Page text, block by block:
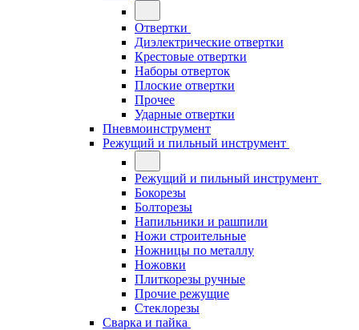
Отвертки
Диэлектрические отвертки
Крестовые отвертки
Наборы отверток
Плоские отвертки
Прочее
Ударные отвертки
Пневмоинструмент
Режущий и пильный инструмент
Режущий и пильный инструмент
Бокорезы
Болторезы
Напильники и рашпили
Ножи строительные
Ножницы по металлу
Ножовки
Плиткорезы ручные
Прочие режущие
Стеклорезы
Сварка и пайка